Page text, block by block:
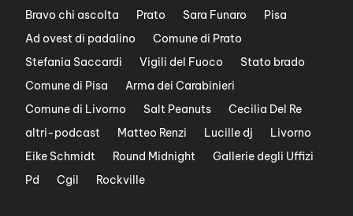
Bravo chi ascolta
Prato Sara Funaro
Pisa
Ad ovest di padalino
Comune di Prato
Stefania Saccardi
Vigili del Fuoco
Stato brado
Comune di Pisa
Arma dei Carabinieri
Comune di Livorno
Salt Peanuts
Cecilia Del Re
altri-podcast
Matteo Renzi Lucille dj
Livorno
Eike Schmidt
Round Midnight
Gallerie degli Uffizi
Pd
Cgil Rockville